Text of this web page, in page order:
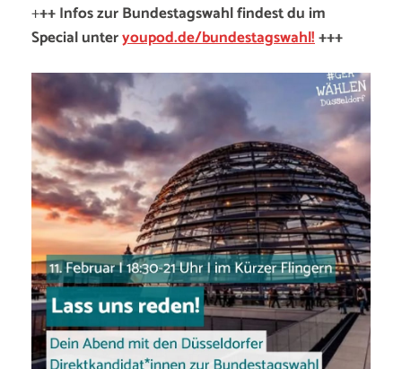
+++ Infos zur Bundestagswahl findest du im
Special unteryoupod.de/bundestagswahl!+++